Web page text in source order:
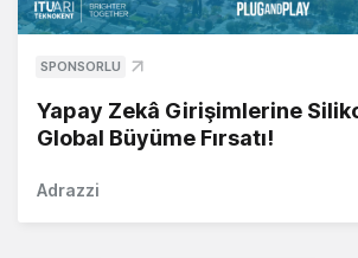
SPONSORLU
Yapay Zekâ Girişimlerine
Global Büyüme Fırsatı!
Adrazzi